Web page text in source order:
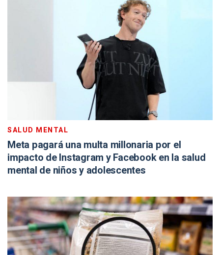
SALUD MENTAL
Meta pagará una multa millonaria por el
impacto de Instagram y Facebook en la salud
mental de niños y adolescentes